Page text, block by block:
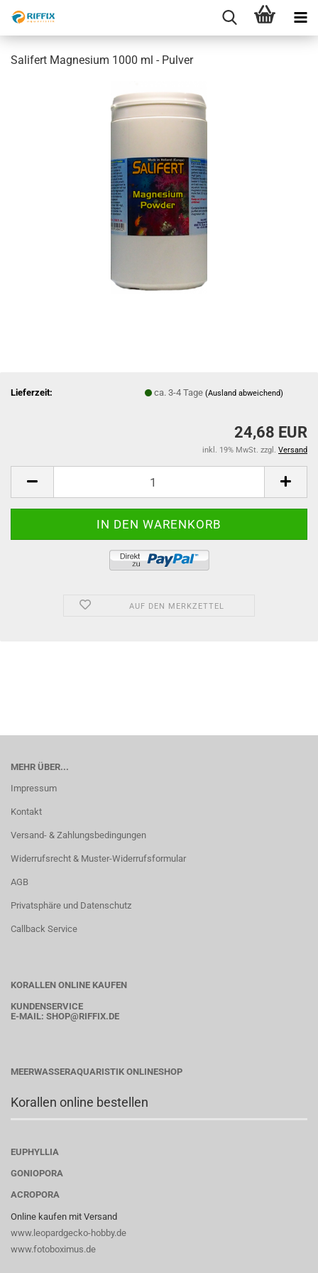
Salifert Magnesium 1000 ml - Pulver
Lieferzeit: ca. 3-4 Tage(Ausland abweichend)
24,68 EUR
inkl. 19% MwSt. zzgl. Versand
AUF DEN MERKZETTEL
MEHR ÜBER...
Impressum
Kontakt
Versand- & Zahlungsbedingungen
Widerrufsrecht & Muster-Widerrufsformular
AGB
Privatsphäre und Datenschutz
Callback Service
KORALLEN ONLINE KAUFEN
KUNDENSERVICE
E-MAIL: SHOP@RIFFIX.DE
MEERWASSERAQUARISTIK ONLINESHOP
Korallen online bestellen
EUPHYLLIA
GONIOPORA
ACROPORA
Online kaufen mit Versand
www.leopardgecko-hobby.de
www.fotoboximus.de